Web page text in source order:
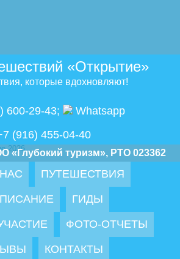
«Открытие»
которые вдохновляют!
600-29-43;
Whatsapp
(916) 455-04-40
«Глубокий туризм», РТО 023362
ПУТЕШЕСТВИЯ
ГИДЫ
ФОТО-ОТЧЕТЫ
КОНТАКТЫ
и отдых в июне 2026
2026
отдыха, многие обращают
активного времяпрепровождения.
наиболее подходящего решения
2026г стоит обратить
которые могут повлиять